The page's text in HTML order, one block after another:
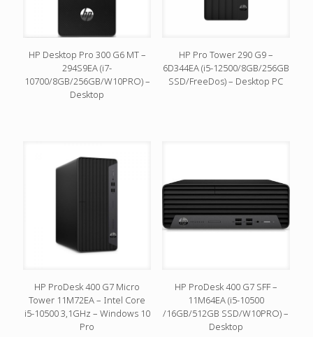
HP Desktop Pro 300 G6 MT –
294S9EA (i7-
10700/8GB/256GB/W10PRO) –
Desktop
HP Pro Tower 290 G9 –
6D344EA (i5-12500/8GB/256GB
SSD/FreeDos) – Desktop PC
HP ProDesk 400 G7 Micro
Tower 11M72EA – Intel Core
i5-10500 3,1GHz – Windows 10
Pro
HP ProDesk 400 G7 SFF –
11M64EA (i5-10500
/16GB/512GB SSD/W10PRO) –
Desktop